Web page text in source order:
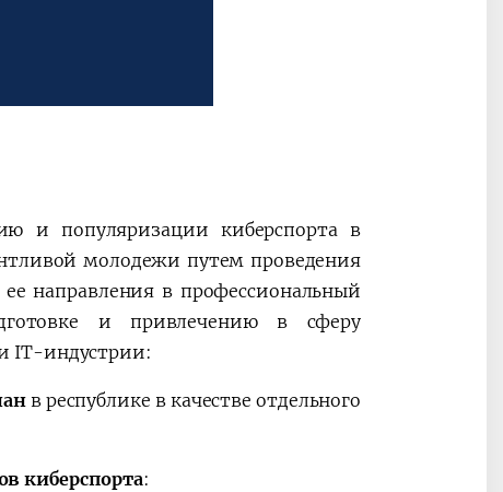
и популяризации киберспорта в
молодежи путем проведения
направления в профессиональный
и привлечению в сферу
IT-индустрии:
в республике в качестве отдельного
киберспорта: